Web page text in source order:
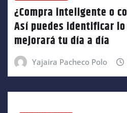
¿Compra inteligente o
Así puedes identificar
mejorará tu día a día
Yajaira Pacheco Polo